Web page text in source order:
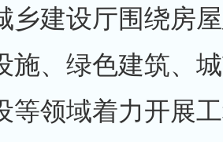
乡建设厅围绕房
施、绿色建筑、
等领域着力开展